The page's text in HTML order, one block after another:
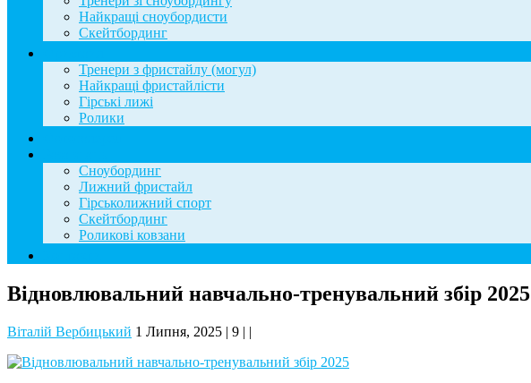
Найкращі сноубордисти
Скейтбординг
Тренери з фристайлу (могул)
Найкращі фристайлісти
Гірські лижі
Ролики
Сноубординг
Лижний фристайл
Гірськолижний спорт
Скейтбординг
Роликові ковзани
Відновлювальний навчально-тренувальний збір 2025
Віталій Вербицький 1 Липня, 2025 | 9 | |